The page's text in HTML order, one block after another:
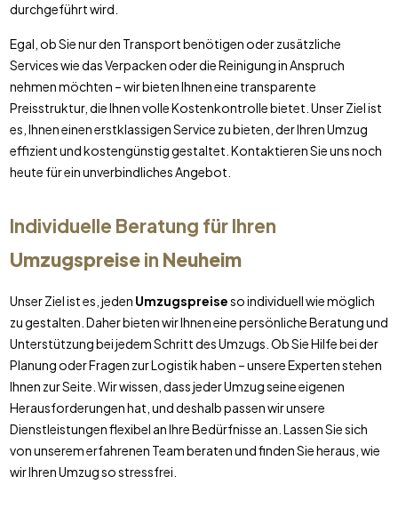
durchgeführt wird.
Egal, ob Sie nur den Transport benötigen oder zusätzliche
Services wie das Verpacken oder die Reinigung in Anspruch
nehmen möchten – wir bieten Ihnen eine transparente
Preisstruktur, die Ihnen volle Kostenkontrolle bietet. Unser Ziel ist
es, Ihnen einen erstklassigen Service zu bieten, der Ihren Umzug
effizient und kostengünstig gestaltet. Kontaktieren Sie uns noch
heute für ein unverbindliches Angebot.
Individuelle Beratung für Ihren
Umzugspreisein Neuheim
Unser Ziel ist es, jeden Umzugspreiseso individuell wie möglich
zu gestalten. Daher bieten wir Ihnen eine persönliche Beratung und
Unterstützung bei jedem Schritt des Umzugs. Ob Sie Hilfe bei der
Planung oder Fragen zur Logistik haben – unsere Experten stehen
Ihnen zur Seite. Wir wissen, dass jeder Umzug seine eigenen
Herausforderungen hat, und deshalb passen wir unsere
Dienstleistungen flexibel an Ihre Bedürfnisse an. Lassen Sie sich
von unserem erfahrenen Team beraten und finden Sie heraus, wie
wir Ihren Umzug so stressfrei.